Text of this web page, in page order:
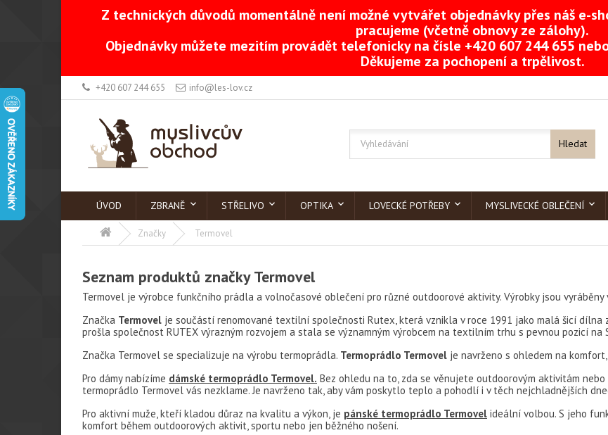
Z technických důvodů momentálně není možné vytvářet objednávky přes náš e-
pracujeme (včetně obnovy ze zálohy).
Objednávky můžete mezitím provádět telefonicky na čísle +420 607 244 655
Děkujeme za pochopení a trpělivost.
+420 607 244 655 info@les-lov.cz
Hledat
ÚVOD ZBRANĚ STŘELIVO OPTIKA LOVECKÉ POTŘEBY MYSLIVECKÉ OBLEČENÍ
Značky Termovel
Seznam produktů značky Termovel
Termovel je výrobce funkčního prádla a volnočasové oblečení pro různé outdoorové aktivity. Výrobky jsou vyráběny
Značka Termovel je součástí renomované textilní společnosti Rutex, která vznikla v roce 1991 jako malá šicí dílna
prošla společnost RUTEX výrazným rozvojem a stala se významným výrobcem na textilním trhu s pevnou pozicí na
Značka Termovel se specializuje na výrobu termoprádla. Termoprádlo Termovel je navrženo s ohledem na
Pro dámy nabízíme dámské termoprádlo Termovel. Bez ohledu na to, zda se věnujete outdoorovým aktivitám
termoprádlo Termovel vás nezklame. Je navrženo tak, aby vám poskytlo teplo a pohodlí i v těch nejchladnějších
Pro aktivní muže, kteří kladou důraz na kvalitu a výkon, je pánské termoprádlo Termovel ideální volbou. S jeho
komfort během outdoorových aktivit, sportu nebo jen běžného nošení.